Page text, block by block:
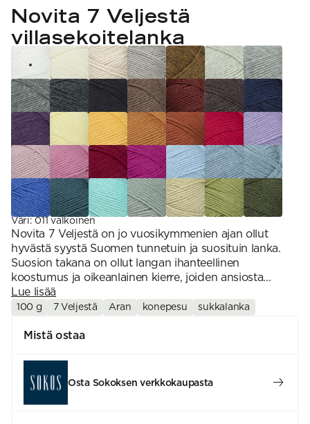
7 Veljestä
Nalle
Wonder Wool
Hehku
1 = ohuin, 7 = paksuin
1. Lace
2. 4-ply
3. Sport
4. DK
5. Aran
6. Chunky
7. Super Chunky
SESONGIN MALLISTOT
SS26 Kirsikka
Simberg & Hanna
Sumari
SS26 Hyvän olon
neuleet
SS26 Auringon
kosketus -
kesämallisto
SS26 Signature
Collection
INSPIROIDU
Yhteisö
Ajankohtaista
Tilaa uutiskirje
Kaikki artikkelit
Novita 7 Veljestä
villasekoitelanka
Väri:011 valkoinen
Novita 7 Veljestä on jo vuosikymmenien ajan ollut
hyvästä syystä Suomen tunnetuin ja suosituin lanka.
Suosion takana on ollut langan ihanteellinen
koostumus ja oikeanlainen kierre, joiden ansiosta...
Lue lisää
100 g 7 Veljestä Aran konepesu sukkalanka
Mistä ostaa
Osta Sokoksen verkkokaupasta